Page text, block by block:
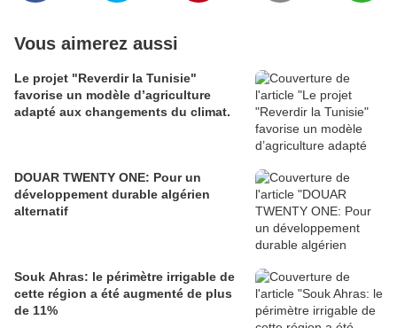
Vous aimerez aussi
Le projet "Reverdir la Tunisie"
favorise un modèle d’agriculture
adapté aux changements du climat.
DOUAR TWENTY ONE: Pour un
développement durable algérien
alternatif
Souk Ahras: le périmètre irrigable de
cette région a été augmenté de plus
de 11%